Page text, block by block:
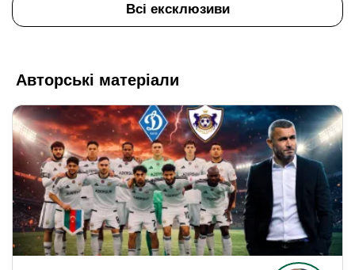
Всі ексклюзиви
Авторські матеріали